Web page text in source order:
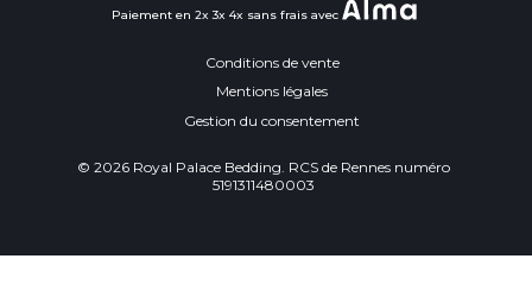
Paiement en 2x 3x 4x sans frais avec
© 2026 Royal Palace Bedding. RCS de Rennes numéro
5191311480003
Conditions de vente
Mentions légales
Gestion du consentement